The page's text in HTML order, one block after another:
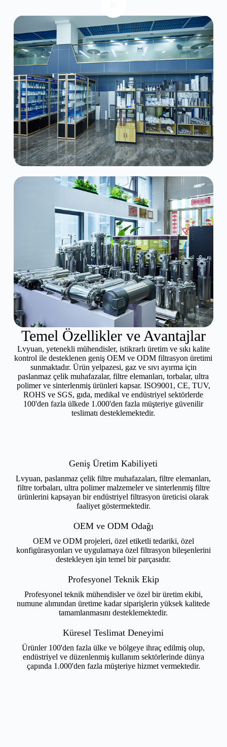
Temel Özellikler ve Avantajlar
Lvyuan, yetenekli mühendisler, istikrarlı üretim ve sıkı kalite
kontrol ile desteklenen geniş OEM ve ODM filtrasyon üretimi
sunmaktadır. Ürün yelpazesi, gaz ve sıvı ayırma için
paslanmaz çelik muhafazalar, filtre elemanları, torbalar, ultra
polimer ve sinterlenmiş ürünleri kapsar. ISO9001, CE, TUV,
ROHS ve SGS, gıda, medikal ve endüstriyel sektörlerde
100'den fazla ülkede 1.000'den fazla müşteriye güvenilir
teslimatı desteklemektedir.
Geniş Üretim Kabiliyeti
Lvyuan, paslanmaz çelik filtre muhafazaları, filtre elemanları,
filtre torbaları, ultra polimer malzemeler ve sinterlenmiş filtre
ürünlerini kapsayan bir endüstriyel filtrasyon üreticisi olarak
faaliyet göstermektedir.
OEM ve ODM Odağı
OEM ve ODM projeleri, özel etiketli tedariki, özel
konfigürasyonları ve uygulamaya özel filtrasyon bileşenlerini
destekleyen işin temel bir parçasıdır.
Profesyonel Teknik Ekip
Profesyonel teknik mühendisler ve özel bir üretim ekibi,
numune alımından üretime kadar siparişlerin yüksek kalitede
tamamlanmasını desteklemektedir.
Küresel Teslimat Deneyimi
Ürünler 100'den fazla ülke ve bölgeye ihraç edilmiş olup,
endüstriyel ve düzenlenmiş kullanım sektörlerinde dünya
çapında 1.000'den fazla müşteriye hizmet vermektedir.